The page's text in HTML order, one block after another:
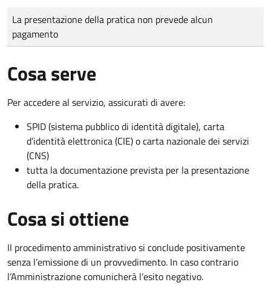
Tipo di pagamento
Importo
La presentazione della pratica non prevede alcun
pagamento
Cosa serve
Per accedere al servizio, assicurati di avere:
SPID (sistema pubblico di identità digitale), carta
d’identità elettronica (CIE) o carta nazionale dei servizi
(CNS)
tutta la documentazione prevista per la presentazione
della pratica.
Cosa si ottiene
Il procedimento amministrativo si conclude positivamente
senza l’emissione di un provvedimento. In caso contrario
l’Amministrazione comunicherà l’esito negativo.